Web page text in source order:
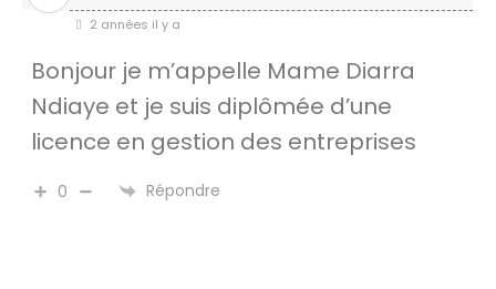
2 années il y a
Bonjour je m’appelle Mame Diarra
Ndiaye et je suis diplômée d’une
licence en gestion des entreprises
0 Répondre